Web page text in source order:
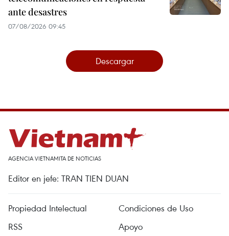
ante desastres
07/08/2026 09:45
Descargar
AGENCIA VIETNAMITA DE NOTICIAS
Editor en jefe: TRAN TIEN DUAN
Propiedad Intelectual
Condiciones de Uso
RSS
Apoyo